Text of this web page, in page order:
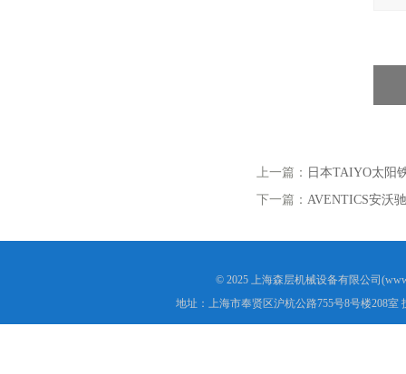
上一篇： 日本TAIYO太阳
下一篇： AVENTICS安沃
© 2025 上海森层机械设备有限公司
地址：上海市奉贤区沪杭公路755号8号楼208室